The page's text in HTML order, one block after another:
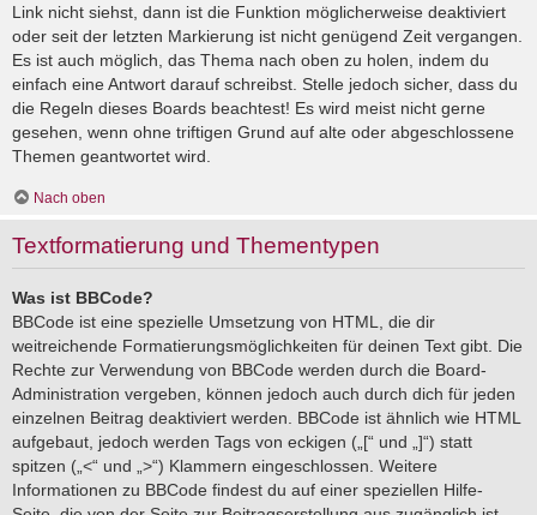
Link nicht siehst, dann ist die Funktion möglicherweise deaktiviert
oder seit der letzten Markierung ist nicht genügend Zeit vergangen.
Es ist auch möglich, das Thema nach oben zu holen, indem du
einfach eine Antwort darauf schreibst. Stelle jedoch sicher, dass du
die Regeln dieses Boards beachtest! Es wird meist nicht gerne
gesehen, wenn ohne triftigen Grund auf alte oder abgeschlossene
Themen geantwortet wird.
Nach oben
Textformatierung und Thementypen
Was ist BBCode?
BBCode ist eine spezielle Umsetzung von HTML, die dir
weitreichende Formatierungsmöglichkeiten für deinen Text gibt. Die
Rechte zur Verwendung von BBCode werden durch die Board-
Administration vergeben, können jedoch auch durch dich für jeden
einzelnen Beitrag deaktiviert werden. BBCode ist ähnlich wie HTML
aufgebaut, jedoch werden Tags von eckigen („[“ und „]“) statt
spitzen („<“ und „>“) Klammern eingeschlossen. Weitere
Informationen zu BBCode findest du auf einer speziellen Hilfe-